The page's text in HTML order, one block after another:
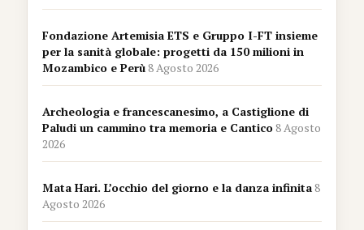
Fondazione Artemisia ETS e Gruppo I-FT insieme
per la sanità globale: progetti da 150 milioni in
Mozambico e Perù8 Agosto 2026
Archeologia e francescanesimo, a Castiglione di
Paludi un cammino tra memoria e Cantico8 Agosto
2026
Mata Hari. L’occhio del giorno e la danza infinita8
Agosto 2026